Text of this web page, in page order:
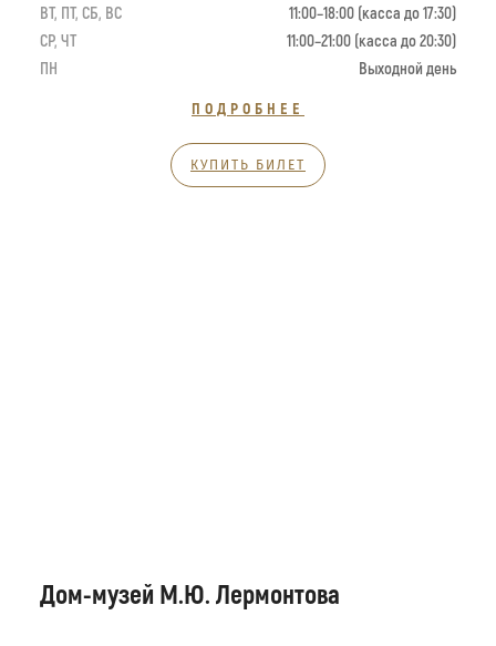
ВТ, ПТ, СБ, ВС
11:00–18:00 (касса до 17:30)
СР, ЧТ
11:00–21:00 (касса до 20:30)
ПН
Выходной день
ПОДРОБНЕЕ
КУПИТЬ БИЛЕТ
Дом-музей М.Ю. Лермонтова